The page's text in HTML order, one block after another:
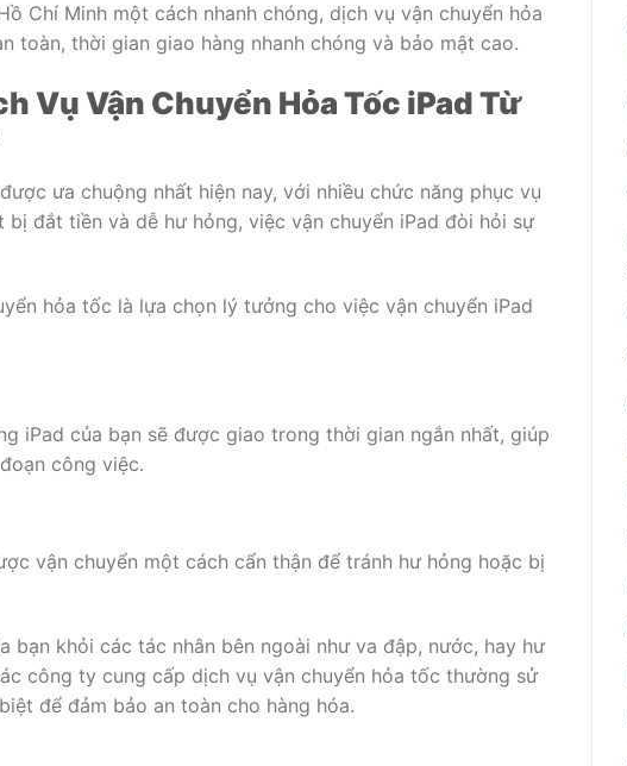
Chí Minh một cách nhanh chóng, dịch vụ vận chuyển hỏa
toàn, thời gian giao hàng nhanh chóng và bảo mật cao.
Vụ Vận Chuyển Hỏa Tốc iPad Từ
ưa chuộng nhất hiện nay, với nhiều chức năng phục vụ
đắt tiền và dễ hư hỏng, việc vận chuyển iPad đòi hỏi sự
hỏa tốc là lựa chọn lý tưởng cho việc vận chuyển iPad
iPad của bạn sẽ được giao trong thời gian ngắn nhất, giúp
công việc.
vận chuyển một cách cẩn thận để tránh hư hỏng hoặc bị
bạn khỏi các tác nhân bên ngoài như va đập, nước, hay hư
công ty cung cấp dịch vụ vận chuyển hỏa tốc thường sử
để đảm bảo an toàn cho hàng hóa.